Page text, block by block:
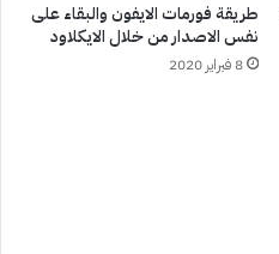
طريقة فورمات الايفون والبقاء على
نفس الاصدار من خلال الايكلاود
8 فبراير 2020